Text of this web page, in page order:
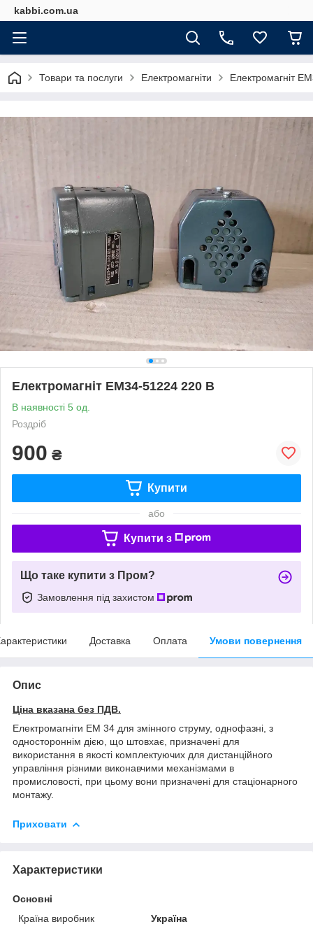
kabbi.com.ua
Товари та послуги Електромагніти Електромагніт
Електромагніт ЕМ34-51224 220 В
В наявності 5 од.
Роздріб
900 ₴
Купити
або
Купити з
Що таке купити з Пром?
Замовлення під захистом
Доставка Оплата Умови повернення
Опис
Ціна вказана без ПДВ.
Електромагніти ЕМ 34 для змінного струму, однофазні, з
одностороннім дією, що штовхає, призначені для
використання в якості комплектуючих для дистанційного
управління різними виконавчими механізмами в
промисловості, при цьому вони призначені для стаціонарного
монтажу.
Приховати
Характеристики
Основні
Країна виробник
Україна